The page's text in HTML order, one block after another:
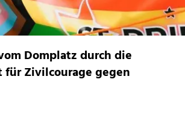
Domplatz durch die
Zivilcourage gegen